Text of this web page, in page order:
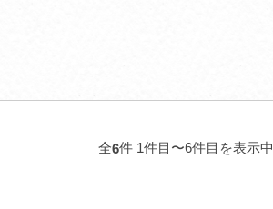
全6件 1件目〜6件目を表示中